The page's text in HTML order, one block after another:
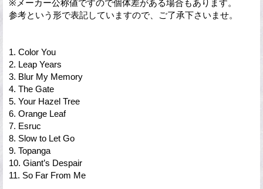
※メーカー公称値ですので個体差がある場合もあります。
参考という形で表記していますので、ご了承下さいませ。
1. Color You
2. Leap Years
3. Blur My Memory
4. The Gate
5. Your Hazel Tree
6. Orange Leaf
7. Esruc
8. Slow to Let Go
9. Topanga
10. Giant’s Despair
11. So Far From Me